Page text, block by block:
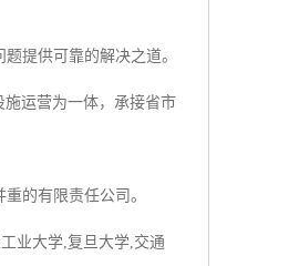
提供可靠的解决之道。
施运营为一体，承接省市
的有限责任公司。
业大学,复旦大学,交通